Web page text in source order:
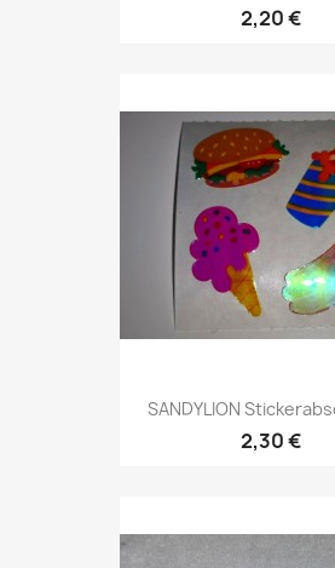
2,20 €
SANDYLION
2,30 €